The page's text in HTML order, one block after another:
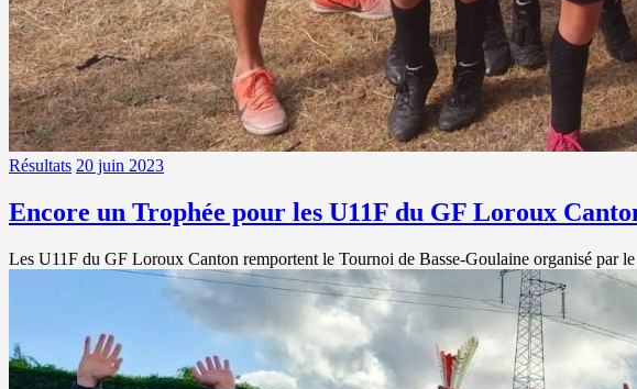
Résultats 20 juin 2023
Encore un Trophée pour les U11F du GF Loroux
Les U11F du GF Loroux Canton remportent le Tournoi de Basse-Goulaine organisé par